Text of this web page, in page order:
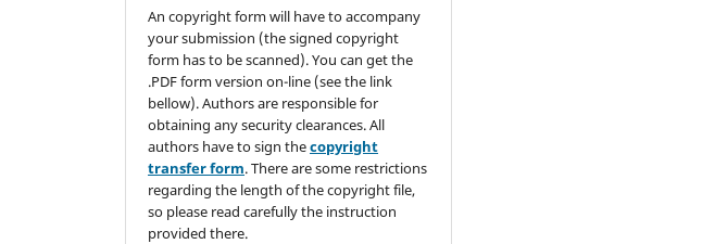
An copyright form will have to accompany
your submission (the signed copyright
form has to be scanned). You can get the
.PDF form version on-line (see the link
bellow). Authors are responsible for
obtaining any security clearances. All
authors have to sign thecopyright
transfer form. There are some restrictions
regarding the length of the copyright file,
so please read carefully the instruction
provided there.